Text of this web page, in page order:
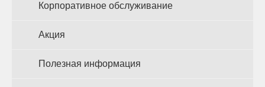
Корпоративное обслуживание
Акция
Полезная информация